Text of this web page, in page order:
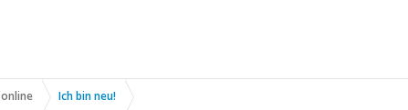
Ich bin neu!